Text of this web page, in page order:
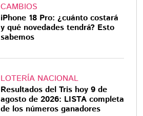
CAMBIOS
iPhone 18 Pro: ¿cuánto costará
y qué novedades tendrá? Esto
sabemos
LOTERÍA NACIONAL
Resultados del Tris hoy 9 de
agosto de 2026: LISTA completa
de los números ganadores